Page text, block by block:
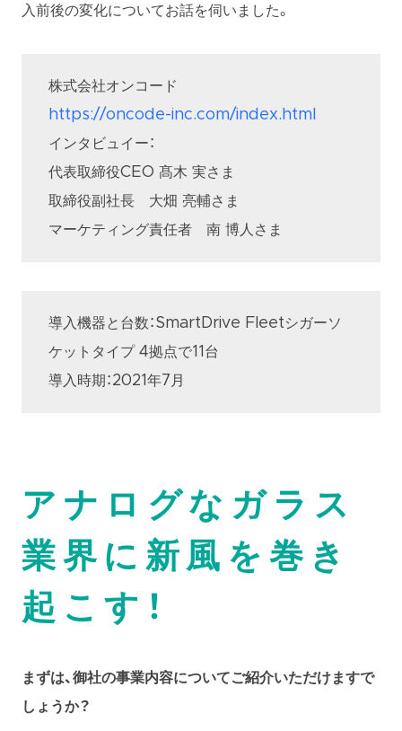
入前後の変化についてお話を伺いました。
株式会社オンコード
https://oncode-inc.com/index.html
インタビュイー：
代表取締役CEO 髙木 実さま
取締役副社長 大畑 亮輔さま
マーケティング責任者 南 博人さま
導入機器と台数：SmartDrive Fleetシガーソ
ケットタイプ 4拠点で11台
導入時期：2021年7月
アナログなガラス
業界に新風を巻き
起こす！
まずは、御社の事業内容についてご紹介いただけますで
しょうか？